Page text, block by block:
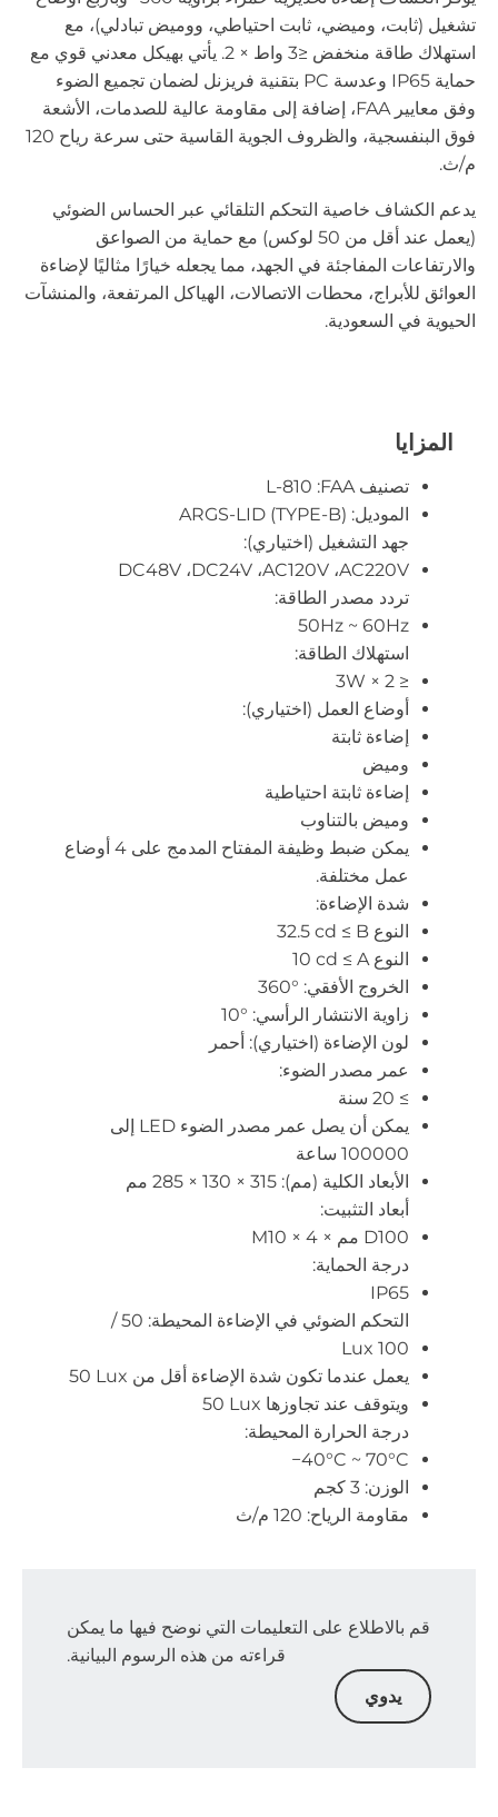
تشغيل (ثابت، وميضي، ثابت احتياطي، ووميض تبادلي)، مع
استهلاك طاقة منخفض ≤3 واط × 2. يأتي بهيكل معدني قوي مع
حماية IP65 وعدسة PC بتقنية فريزنل لضمان تجميع الضوء
وفق معايير FAA، إضافة إلى مقاومة عالية للصدمات، الأشعة
فوق البنفسجية، والظروف الجوية القاسية حتى سرعة رياح 120
م/ث.
يدعم الكشاف خاصية التحكم التلقائي عبر الحساس الضوئي
(يعمل عند أقل من 50 لوكس) مع حماية من الصواعق
والارتفاعات المفاجئة في الجهد، مما يجعله خيارًا مثاليًا لإضاءة
العوائق للأبراج، محطات الاتصالات، الهياكل المرتفعة، والمنشآت
الحيوية في السعودية.
المزايا
تصنيف FAA: ‏L-810
الموديل: ARGS-LID (TYPE-B)
جهد التشغيل (اختياري):
تردد مصدر الطاقة: ‏
50Hz ~ 60Hz
استهلاك الطاقة:
‏≤ ‎3W × 2
أوضاع العمل (اختياري):
إضاءة ثابتة
وميض
إضاءة ثابتة احتياطية
وميض بالتناوب
يمكن ضبط وظيفة المفتاح المدمج على 4 أوضاع
عمل مختلفة.
شدة الإضاءة:
النوع B ‏≥ ‎32.5 cd
النوع A ‏≥ ‎10 cd
الخروج الأفقي: ‎360°
زاوية الانتشار الرأسي: ‎10°
لون الإضاءة (اختياري): أحمر
عمر مصدر الضوء:
‏≥ ‎20 سنة
يمكن أن يصل عمر مصدر الضوء LED إلى
‎100000 ساعة
الأبعاد الكلية (مم): ‎285 × ‎130 × ‎315 مم
أبعاد التثبيت:
درجة الحماية:
التحكم الضوئي في الإضاءة المحيطة: ‏50 /
100 Lux
يعمل عندما تكون شدة الإضاءة أقل من ‎50 Lux
ويتوقف عند تجاوزها ‎50 Lux
درجة الحرارة المحيطة:
الوزن: ‏3 كجم
مقاومة الرياح: ‏120 م/ث
قم بالاطلاع على التعليمات التي نوضح فيها ما يمكن
قراءته من هذه الرسوم البيانية.
يدوي